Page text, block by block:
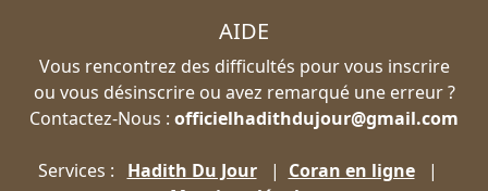
AIDE
Vous rencontrez des difficultés pour vous inscrire
ou vous désinscrire ou avez remarqué une erreur ?
Contactez-Nous : officielhadithdujour@gmail.com
Services : Hadith Du Jour| Coran en ligne|